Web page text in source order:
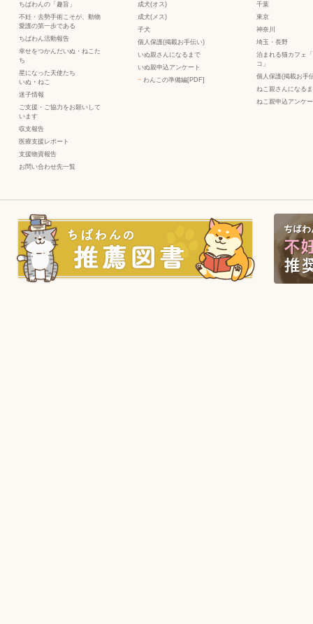
ちばわんの「趣旨」
不妊・去勢手術こそが、動物
愛護の第一歩である
ちばわん活動報告
幸せをつかんだいぬ・ねこた
ち
星になった天使たち
いぬ ・ ねこ
迷子情報
ご支援・ご協力をお願いして
います
収支報告
医療支援レポート
支援物資報告
お問い合わせ先一覧
成犬(オス)
成犬(メス)
子犬
個人保護(掲載お手伝い)
いぬ親さんになるまで
いぬ親申込アンケート
− わんこの準備編[PDF]
千葉
東京
神奈川
埼玉・長野
泊まれる猫カフェ
コ」
個人保護(掲載お手
ねこ親さんになる
ねこ親申込アンケ